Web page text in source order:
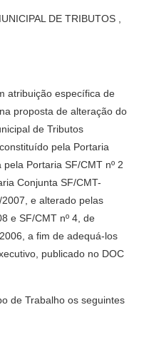
DE TRIBUTOS ,
atribuição específica de
proposta de alteração do
de Tributos
pela Portaria
Portaria SF/CMT nº 2
Conjunta SF/CMT-
e alterado pelas
e SF/CMT nº 4, de
a fim de adequá-los
publicado no DOC
de Trabalho os seguintes